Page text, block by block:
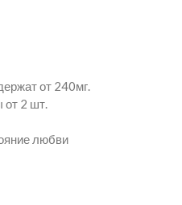
от 240мг.
от 2 шт.
любви